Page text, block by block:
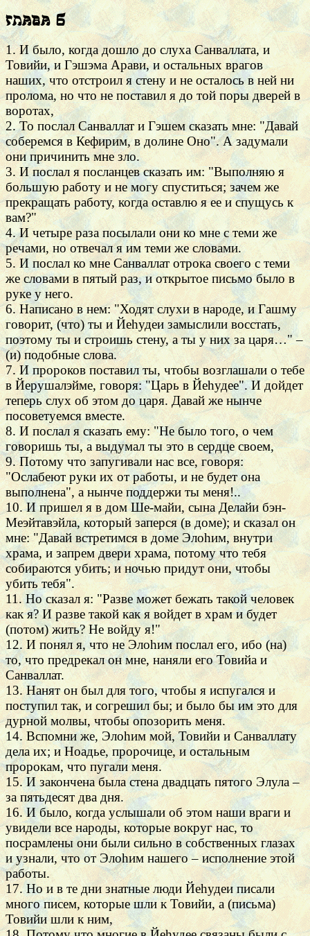
Глава 6
1. И было, когда дошло до слуха Санваллата, и
Товийи, и Гэшэма Арави, и остальных врагов
наших, что отстроил я стену и не осталось в ней ни
пролома, но что не поставил я до той поры дверей в
воротах,
2. То послал Санваллат и Гэшем сказать мне: "Давай
соберемся в Кефирим, в долине Оно". А задумали
они причинить мне зло.
3. И послал я посланцев сказать им: "Выполняю я
большую работу и не могу спуститься; зачем же
прекращать работу, когда оставлю я ее и спущусь к
вам?"
4. И четыре раза посылали они ко мне с теми же
речами, но отвечал я им теми же словами.
5. И послал ко мне Санваллат отрока своего с теми
же словами в пятый раз, и открытое письмо было в
руке у него.
6. Написано в нем: "Ходят слухи в народе, и Гашму
говорит, (что) ты и Йеhудеи замыслили восстать,
поэтому ты и строишь стену, а ты у них за царя…" –
(и) подобные слова.
7. И пророков поставил ты, чтобы возглашали о тебе
в Йерушалэйме, говоря: "Царь в Йеhудее". И дойдет
теперь слух об этом до царя. Давай же нынче
посоветуемся вместе.
8. И послал я сказать ему: "Не было того, о чем
говоришь ты, а выдумал ты это в сердце своем,
9. Потому что запугивали нас все, говоря:
"Ослабеют руки их от работы, и не будет она
выполнена", а нынче поддержи ты меня!..
10. И пришел я в дом Ше-майи, сына Делайи бэн-
Меэйтавэйла, который заперся (в доме); и сказал он
мне: "Давай встретимся в доме Элоhим, внутри
храма, и запрем двери храма, потому что тебя
собираются убить; и ночью придут они, чтобы
убить тебя".
11. Но сказал я: "Разве может бежать такой человек
как я? И разве такой как я войдет в храм и будет
(потом) жить? Не войду я!"
12. И понял я, что не Элоhим послал его, ибо (на)
то, что предрекал он мне, наняли его Товийа и
Санваллат.
13. Нанят он был для того, чтобы я испугался и
поступил так, и согрешил бы; и было бы им это для
дурной молвы, чтобы опозорить меня.
14. Вспомни же, Элоhим мой, Товийи и Санваллату
дела их; и Ноадье, пророчице, и остальным
пророкам, что пугали меня.
15. И закончена была стена двадцать пятого Элула –
за пятьдесят два дня.
16. И было, когда услышали об этом наши враги и
увидели все народы, которые вокруг нас, то
посрамлены они были сильно в собственных глазах
и узнали, что от Элоhим нашего – исполнение этой
работы.
17. Но и в те дни знатные люди Йеhудеи писали
много писем, которые шли к Товийи, а (письма)
Товийи шли к ним,